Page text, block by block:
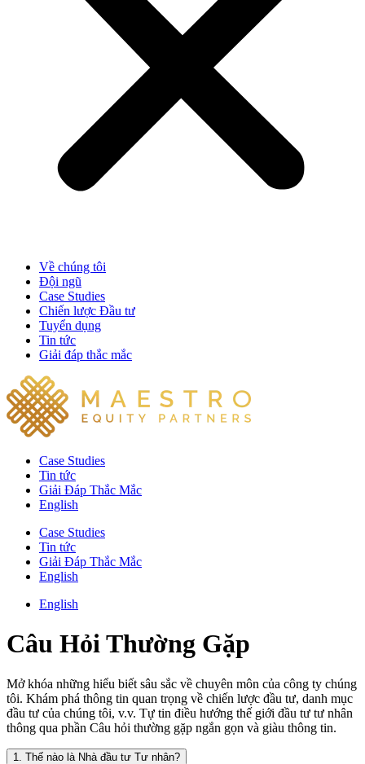
Về chúng tôi
Đội ngũ
Case Studies
Chiến lược Đầu tư
Tuyển dụng
Tin tức
Giải đáp thắc mắc
Case Studies
Tin tức
Giải Đáp Thắc Mắc​
English
Case Studies
Tin tức
Giải Đáp Thắc Mắc​
English
English
Câu Hỏi Thường Gặp
Mở khóa những hiểu biết sâu sắc về chuyên môn của công ty chúng
tôi. Khám phá thông tin quan trọng về chiến lược đầu tư, danh mục
đầu tư của chúng tôi, v.v. Tự tin điều hướng thế giới đầu tư tư nhân
thông qua phần Câu hỏi thường gặp ngắn gọn và giàu thông tin.
1. Thế nào là Nhà đầu tư Tư nhân?